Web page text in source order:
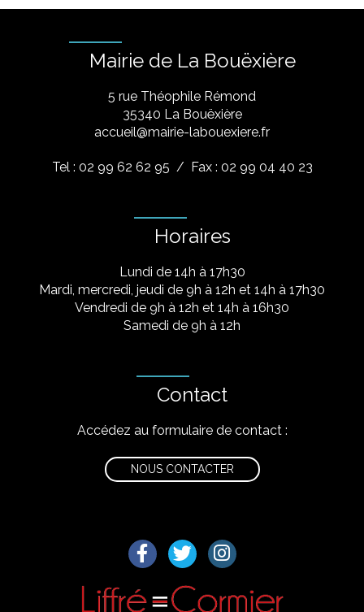
Mairie de La Bouëxière
5 rue Théophile Rémond
​35340 La Bouëxière
accueil@mairie-labouexiere.fr
Tel : 02 99 62 62 95 / Fax : 02 99 04 40 23
Horaires
Lundi de 14h à 17h30
Mardi, mercredi, jeudi de 9h à 12h et 14h à 17h30
Vendredi de 9h à 12h et 14h à 16h30
Samedi de 9h à 12h
Contact
Accédez au formulaire de contact :
NOUS CONTACTER
Lien vers le compte Facebook
Lien vers le compte Twitter
Lien vers le compte